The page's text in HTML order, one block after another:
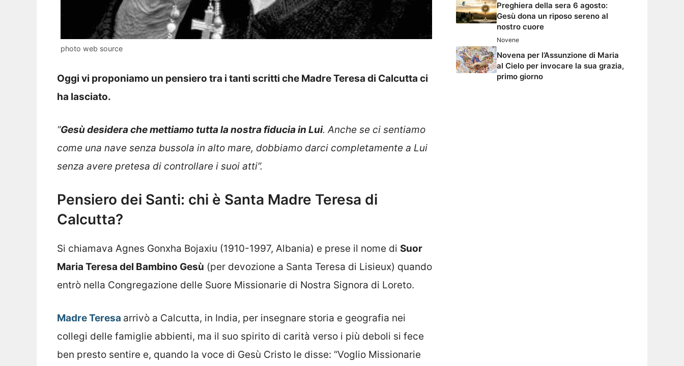
photo web source
Oggi vi proponiamo un pensiero tra i tanti scritti che Madre Teresa di Calcutta ci
ha lasciato.
“Gesù desidera che mettiamo tutta la nostra fiducia in Lui. Anche se ci sentiamo
come una nave senza bussola in alto mare, dobbiamo darci completamente a Lui
senza avere pretesa di controllare i suoi atti”.
Pensiero dei Santi: chi è Santa Madre Teresa di
Calcutta?
Si chiamava Agnes Gonxha Bojaxiu (1910-1997, Albania) e prese il nome di Suor
Maria Teresa del Bambino Gesù (per devozione a Santa Teresa di Lisieux) quando
entrò nella Congregazione delle Suore Missionarie di Nostra Signora di Loreto.
Madre Teresa arrivò a Calcutta, in India, per insegnare storia e geografia nei
collegi delle famiglie abbienti, ma il suo spirito di carità verso i più deboli si fece
ben presto sentire e, quando la voce di Gesù Cristo le disse: “Voglio Missionarie
Preghiera della sera 6 agosto:
Gesù dona un riposo sereno al
nostro cuore
Novene
Novena per l’Assunzione di Maria
al Cielo per invocare la sua grazia,
primo giorno